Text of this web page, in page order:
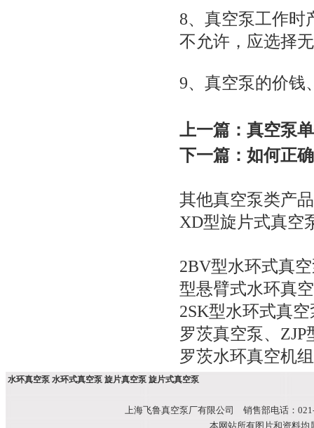
8、真空泵工作时
不允许，应选择
9、真空泵的价钱
上一篇： 真空泵
下一篇： 如何正
其他真空泵类产
XD型旋片式真空
2BV型水环式真
型悬臂式水环真
2SK型水环式真空
罗茨真空泵、 ZJP
罗茨水环真空机组
水环真空泵 水环式真空泵 旋片真空泵 旋片式真空泵
上海飞鲁真空泵厂有限公司 销售部电话：
本网站所有图片和资料均